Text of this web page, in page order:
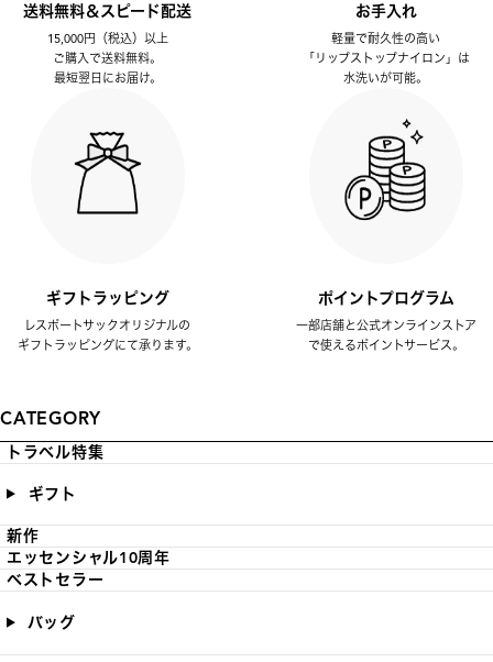
送料無料＆スピード配送
15,000円（税込）以上
ご購入で送料無料。
最短翌日にお届け。
お手入れ
軽量で耐久性の高い
「リップストップナイロン」は
水洗いが可能。
ギフトラッピング
レスポートサックオリジナルの
ギフトラッピングにて承ります。
ポイントプログラム
一部店舗と公式オンラインストア
で使えるポイントサービス。
CATEGORY
トラベル特集
ギフト
新作
エッセンシャル10周年
ベストセラー
バッグ